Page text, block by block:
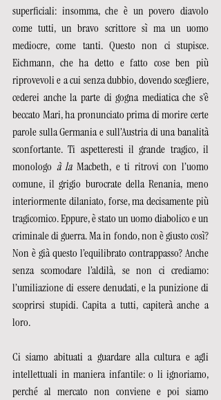
superficiali: insomma, che è un povero diavolo
come tutti, un bravo scrittore sì ma un uomo
mediocre, come tanti. Questo non ci stupisce.
Eichmann, che ha detto e fatto cose ben più
riprovevoli e a cui senza dubbio, dovendo scegliere,
cederei anche la parte di gogna mediatica che s’è
beccato Mari, ha pronunciato prima di morire certe
parole sulla Germania e sull’Austria di una banalità
sconfortante. Ti aspetteresti il grande tragico, il
monologo à la Macbeth, e ti ritrovi con l’uomo
comune, il grigio burocrate della Renania, meno
interiormente dilaniato, forse, ma decisamente più
tragicomico. Eppure, è stato un uomo diabolico e un
criminale di guerra. Ma in fondo, non è giusto così?
Non è già questo l’equilibrato contrappasso? Anche
senza scomodare l’aldilà, se non ci crediamo:
l’umiliazione di essere denudati, e la punizione di
scoprirsi stupidi. Capita a tutti, capiterà anche a
loro.
Ci siamo abituati a guardare alla cultura e agli
intellettuali in maniera infantile: o li ignoriamo,
perché al mercato non conviene e poi siamo